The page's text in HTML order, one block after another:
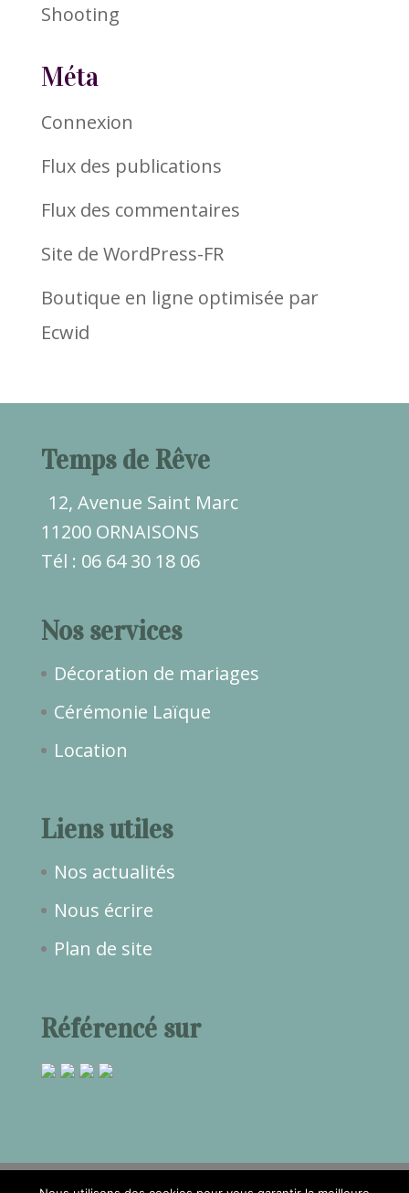
Shooting
Méta
Connexion
Flux des publications
Flux des commentaires
Site de WordPress-FR
Boutique en ligne optimisée par
Ecwid
Temps de Rêve
12, Avenue Saint Marc
11200 ORNAISONS
Tél : 06 64 30 18 06
Nos services
Décoration de mariages
Cérémonie Laïque
Location
Liens utiles
Nos actualités
Nous écrire
Plan de site
Référencé sur